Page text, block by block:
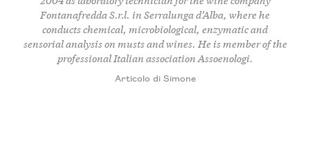
Fontanafredda S.r.l. in Serralunga d’Alba, where he
conducts chemical, microbiological, enzymatic and
sensorial analysis on musts and wines. He is member of the
professional Italian association Assoenologi.
Articolo di Simone